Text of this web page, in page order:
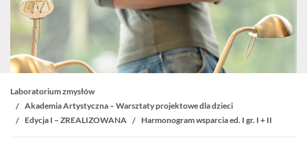
Laboratorium zmysłów
Akademia Artystyczna – Warsztaty projektowe dla dzieci
Edycja I – ZREALIZOWANA
Harmonogram wsparcia ed. I gr. I + II